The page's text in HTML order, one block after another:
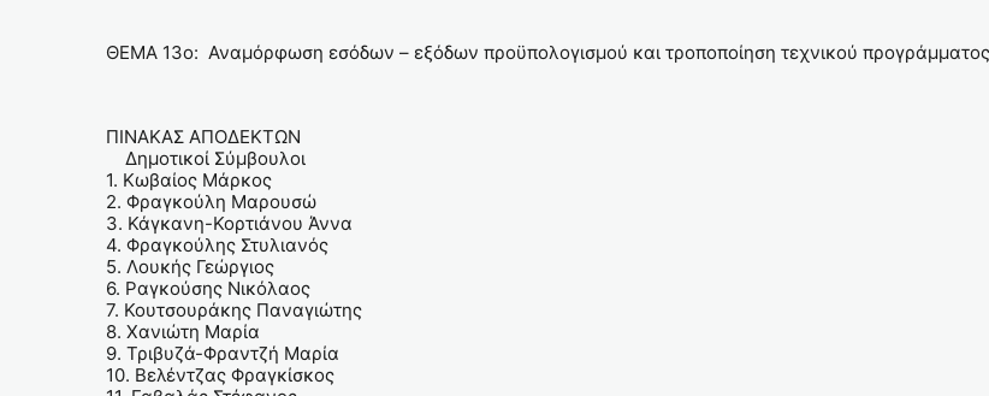
ΘΕΜΑ 13ο: Αναμόρφωση εσόδων – εξόδων προϋπολογισμού και τροποποίηση τεχνικού
ΠΙΝΑΚΑΣ ΑΠΟΔΕΚΤΩΝ
Δημοτικοί Σύμβουλοι
1. Κωβαίος Μάρκος
2. Φραγκούλη Μαρουσώ
3. Κάγκανη-Κορτιάνου Άννα
4. Φραγκούλης Στυλιανός
5. Λουκής Γεώργιος
6. Ραγκούσης Νικόλαος
7. Κουτσουράκης Παναγιώτης
8. Χανιώτη Μαρία
9. Τριβυζά-Φραντζή Μαρία
10. Βελέντζας Φραγκίσκος